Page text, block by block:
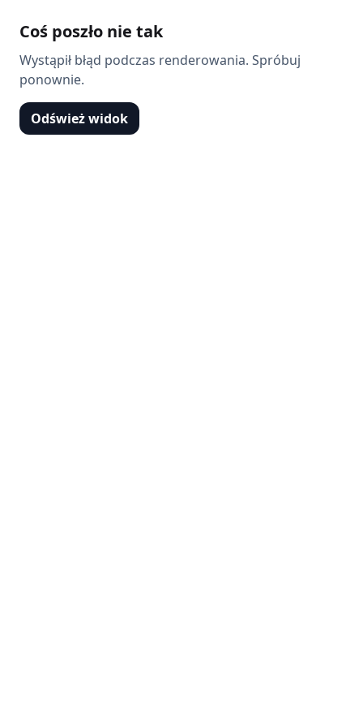
Coś poszło nie tak
Wystąpił błąd podczas renderowania. Spróbuj
ponownie.
Odśwież widok